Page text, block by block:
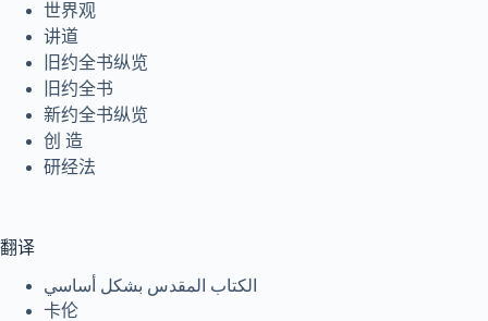
世界观
讲道
旧约全书纵览
旧约全书
新约全书纵览
创 造
研经法
翻译
الكتاب المقدس بشكل أساسي
卡伦